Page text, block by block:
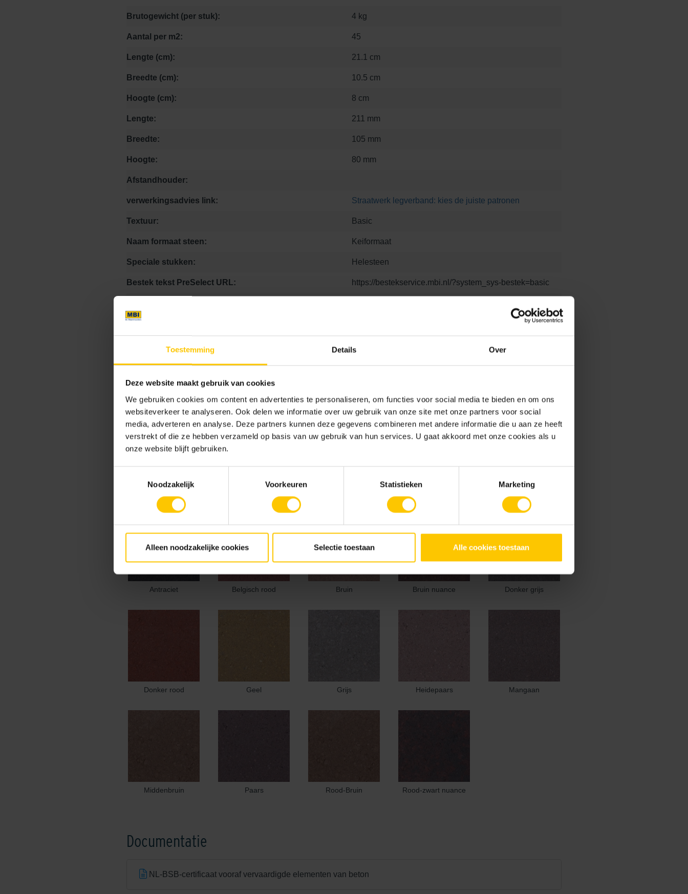
Toestemming Details Over
Deze website maakt gebruik van cookies
We gebruiken cookies om content en advertenties te personaliseren, om functies voor social media te bieden en om ons
websiteverkeer te analyseren. Ook delen we informatie over uw gebruik van onze site met onze partners voor social
media, adverteren en analyse. Deze partners kunnen deze gegevens combineren met andere informatie die u aan ze heeft
verstrekt of die ze hebben verzameld op basis van uw gebruik van hun services. U gaat akkoord met onze cookies als u
onze website blijft gebruiken.
Noodzakelijk
Voorkeuren Statistieken Marketing
Alleen noodzakelijke cookies Selectie toestaan Alle cookies toestaan
Brutogewicht (per stuk): 4 kg
Aantal per m2: 45
Lengte (cm): 21.1 cm
Breedte (cm): 10.5 cm
Hoogte (cm): 8 cm
Lengte: 211 mm
Breedte: 105 mm
Hoogte: 80 mm
Afstandhouder:
verwerkingsadvies link: Straatwerk legverband: kies de juiste patronen
Textuur: Basic
Naam formaat steen: Keiformaat
Speciale stukken: Helesteen
Bestek tekst PreSelect URL: https://bestekservice.mbi.nl/?system_sys-bestek=basic
Maat
20 x 5 x 8 20 x 10 x 8 20 x 20 x 8
21.1 x 21.1 x 8
Standaard kleuren
Antraciet Belgisch rood Bruin Bruin nuance Donker grijs
Donker rood Geel Grijs Heidepaars Mangaan
Middenbruin Paars Rood-Bruin Rood-zwart nuance
Documentatie
NL-BSB-certificaat vooraf vervaardigde elementen van beton